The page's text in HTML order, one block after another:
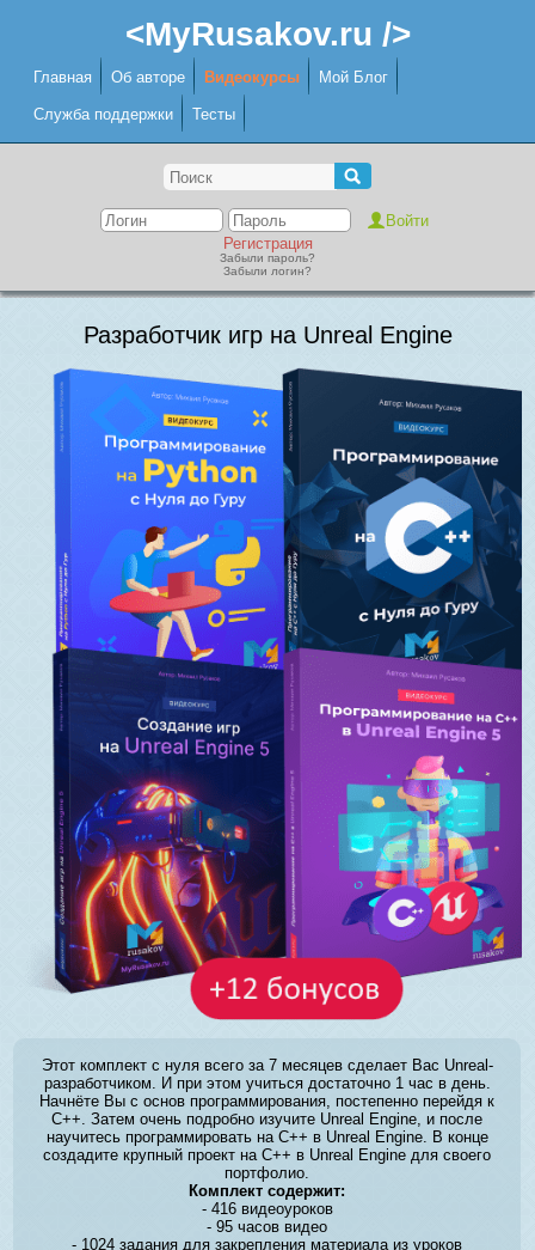
<MyRusakov.ru />
Главная Об авторе Видеокурсы Мой Блог
Служба поддержки Тесты
Регистрация
Забыли пароль?
Забыли логин?
Разработчик игр на Unreal Engine
Этот комплект с нуля всего за 7 месяцев сделает Вас Unreal-
разработчиком. И при этом учиться достаточно 1 час в день.
Начнёте Вы с основ программирования, постепенно перейдя к
C++. Затем очень подробно изучите Unreal Engine, и после
научитесь программировать на C++ в Unreal Engine. В конце
создадите крупный проект на C++ в Unreal Engine для своего
портфолио.
Комплект содержит:
- 416 видеоуроков
- 95 часов видео
- 1024 задания для закрепления материала из уроков